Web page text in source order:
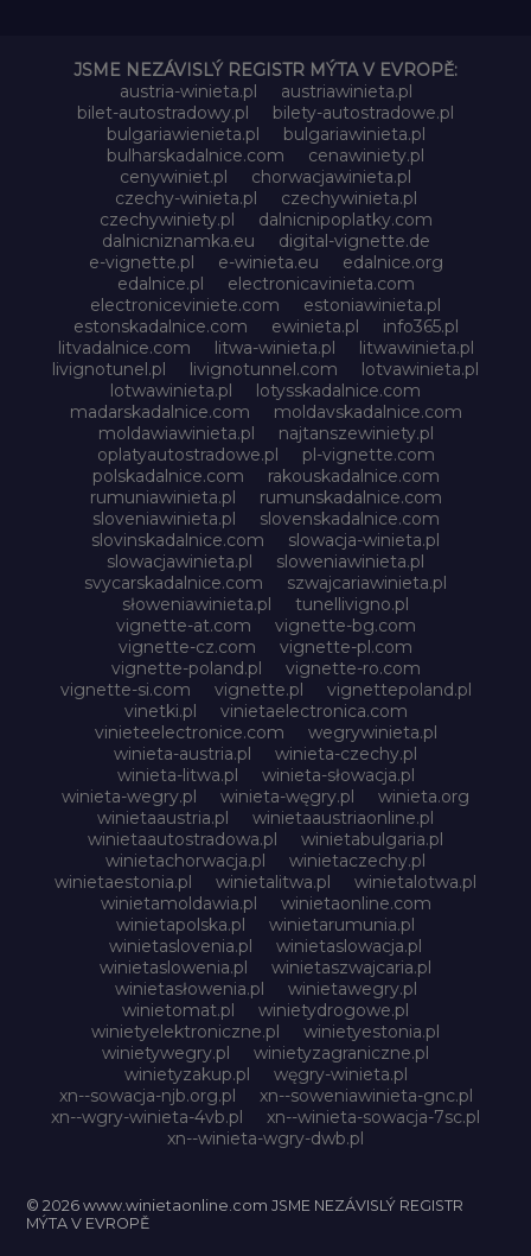
JSME NEZÁVISLÝ REGISTR MÝTA V EVROPĚ:
austria-winieta.pl
austriawinieta.pl
bilet-autostradowy.pl
bilety-autostradowe.pl
bulgariawienieta.pl
bulgariawinieta.pl
bulharskadalnice.com
cenawiniety.pl
cenywiniet.pl
chorwacjawinieta.pl
czechy-winieta.pl
czechywinieta.pl
czechywiniety.pl
dalnicnipoplatky.com
dalnicniznamka.eu
digital-vignette.de
e-vignette.pl
e-winieta.eu
edalnice.org
edalnice.pl
electronicavinieta.com
electroniceviniete.com
estoniawinieta.pl
estonskadalnice.com
ewinieta.pl
info365.pl
litvadalnice.com
litwa-winieta.pl
litwawinieta.pl
livignotunel.pl
livignotunnel.com
lotvawinieta.pl
lotwawinieta.pl
lotysskadalnice.com
madarskadalnice.com
moldavskadalnice.com
moldawiawinieta.pl
najtanszewiniety.pl
oplatyautostradowe.pl
pl-vignette.com
polskadalnice.com
rakouskadalnice.com
rumuniawinieta.pl
rumunskadalnice.com
sloveniawinieta.pl
slovenskadalnice.com
slovinskadalnice.com
slowacja-winieta.pl
slowacjawinieta.pl
sloweniawinieta.pl
svycarskadalnice.com
szwajcariawinieta.pl
słoweniawinieta.pl
tunellivigno.pl
vignette-at.com
vignette-bg.com
vignette-cz.com
vignette-pl.com
vignette-poland.pl
vignette-ro.com
vignette-si.com
vignette.pl
vignettepoland.pl
vinetki.pl
vinietaelectronica.com
vinieteelectronice.com
wegrywinieta.pl
winieta-austria.pl
winieta-czechy.pl
winieta-litwa.pl
winieta-słowacja.pl
winieta-wegry.pl
winieta-węgry.pl
winieta.org
winietaaustria.pl
winietaaustriaonline.pl
winietaautostradowa.pl
winietabulgaria.pl
winietachorwacja.pl
winietaczechy.pl
winietaestonia.pl
winietalitwa.pl
winietalotwa.pl
winietamoldawia.pl
winietaonline.com
winietapolska.pl
winietarumunia.pl
winietaslovenia.pl
winietaslowacja.pl
winietaslowenia.pl
winietaszwajcaria.pl
winietasłowenia.pl
winietawegry.pl
winietomat.pl
winietydrogowe.pl
winietyelektroniczne.pl
winietyestonia.pl
winietywegry.pl
winietyzagraniczne.pl
winietyzakup.pl
węgry-winieta.pl
xn--sowacja-njb.org.pl
xn--soweniawinieta-gnc.pl
xn--wgry-winieta-4vb.pl
xn--winieta-sowacja-7sc.pl
xn--winieta-wgry-dwb.pl
© 2026 www.winietaonline.com JSME NEZÁVISLÝ REGISTR
MÝTA V EVROPĚ